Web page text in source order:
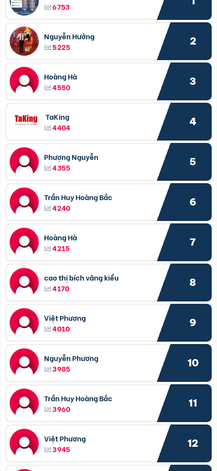
6753
Nguyễn Hưởng
5225
2
Hoàng Hà
4550
3
TaKing
4404
4
Phượng Nguyễn
4355
5
Trần Huy Hoàng Bắc
4240
6
Hoàng Hà
4215
7
cao thị bích vâng kiều
4170
8
Việt Phương
4010
9
Nguyễn Phương
3985
10
Trần Huy Hoàng Bắc
3960
11
Việt Phương
3945
12